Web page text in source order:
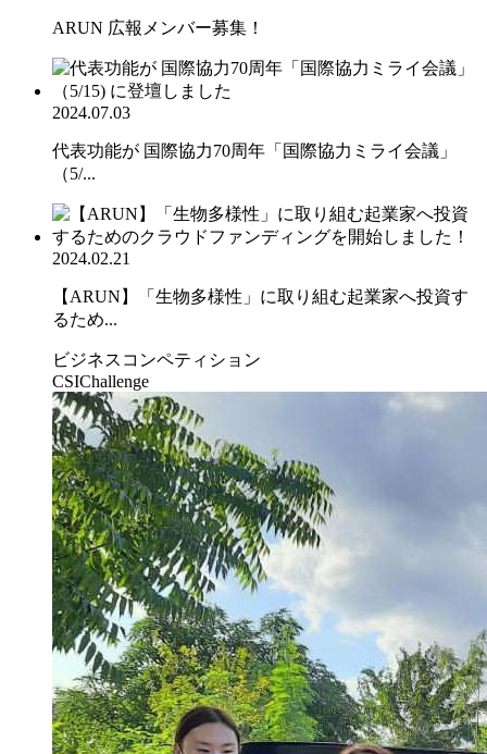
ARUN 広報メンバー募集！
2024.07.03
代表功能が 国際協力70周年「国際協力ミライ会議」
（5/...
2024.02.21
【ARUN】「生物多様性」に取り組む起業家へ投資す
るため...
ビジネスコンペティション
CSIChallenge